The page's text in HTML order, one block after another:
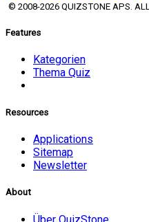
© 2008-2026 QUIZSTONE APS. ALL
Features
Kategorien
Thema Quiz
Resources
Applications
Sitemap
Newsletter
About
Über QuizStone